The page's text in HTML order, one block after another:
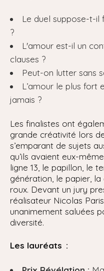
Le duel suppose-t-il
?
L'amour est-il un
clauses ?
Peut-on lutter sans
L’amour le plus fort
jamais ?
Les finalistes ont
grande créativité lors
s’emparant de sujets
qu’ils avaient eux-
ligne 13, le papillon, le
génération, le papier,
roux. Devant un jury
réalisateur Nicolas
unanimement saluées
diversité.
Les lauréats :